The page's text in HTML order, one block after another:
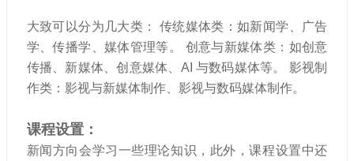
大致可以分为几大类： 传统媒体类：如新闻学、广告
学、传播学、媒体管理等。 创意与新媒体类：如创意
传播、新媒体、创意媒体、AI 与数码媒体等。 影视制
作类：影视与新媒体制作、影视与数码媒体制作。
课程设置：
新闻方向会学习一些理论知识，此外，课程设置中还